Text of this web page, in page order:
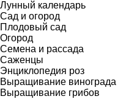
Лунный календарь
Сад и огород
Плодовый сад
Огород
Семена и рассада
Саженцы
Энциклопедия роз
Выращивание винограда
Выращивание грибов